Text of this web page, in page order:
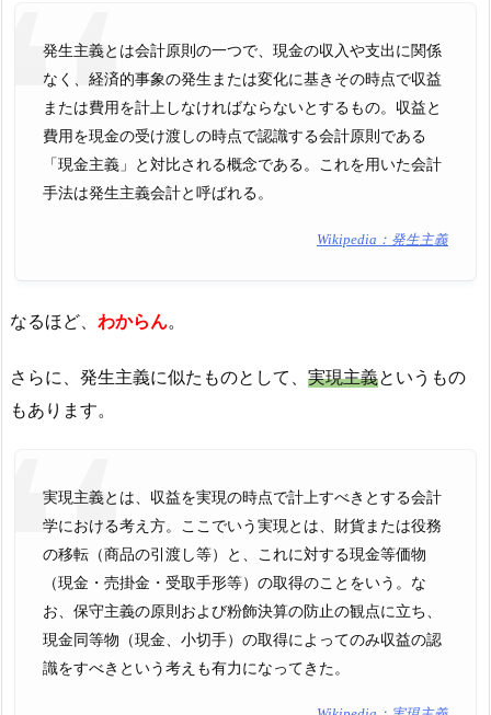
発生主義とは会計原則の一つで、現金の収入や支出に関係
なく、経済的事象の発生または変化に基きその時点で収益
または費用を計上しなければならないとするもの。収益と
費用を現金の受け渡しの時点で認識する会計原則である
「現金主義」と対比される概念である。これを用いた会計
手法は発生主義会計と呼ばれる。
Wikipedia：発生主義
なるほど、 わからん。
さらに、発生主義に似たものとして、 実現主義というもの
もあります。
実現主義とは、収益を実現の時点で計上すべきとする会計
学における考え方。ここでいう実現とは、財貨または役務
の移転（商品の引渡し等）と、これに対する現金等価物
（現金・売掛金・受取手形等）の取得のことをいう。な
お、保守主義の原則および粉飾決算の防止の観点に立ち、
現金同等物（現金、小切手）の取得によってのみ収益の認
識をすべきという考えも有力になってきた。